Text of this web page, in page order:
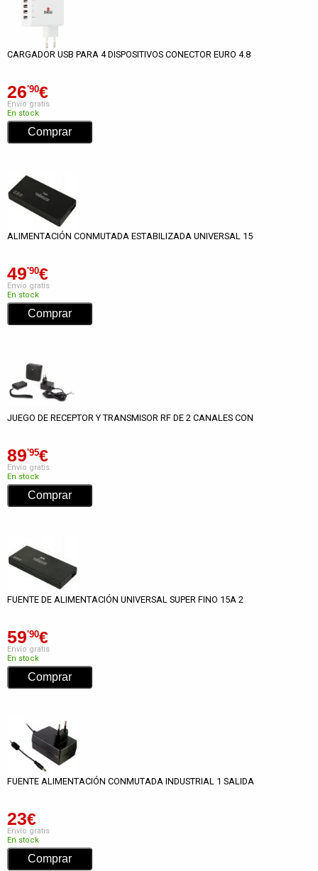
CARGADOR USB PARA 4 DISPOSITIVOS CONECTOR EURO 4.8
26'90€
Envío gratis
En stock
ALIMENTACIÓN CONMUTADA ESTABILIZADA UNIVERSAL 15
49'90€
Envío gratis
En stock
JUEGO DE RECEPTOR Y TRANSMISOR RF DE 2 CANALES CON
89'95€
Envío gratis
En stock
FUENTE DE ALIMENTACIÓN UNIVERSAL SUPER FINO 15A 2
59'90€
Envío gratis
En stock
FUENTE ALIMENTACIÓN CONMUTADA INDUSTRIAL 1 SALIDA
23€
Envío gratis
En stock